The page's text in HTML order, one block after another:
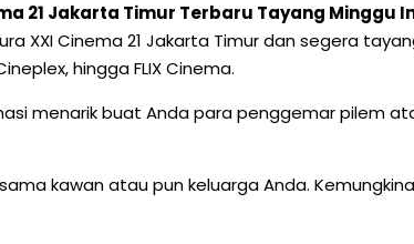
21 Jakarta Timur Terbaru Tayang Minggu
XXI Cinema 21 Jakarta Timur dan segera
hingga FLIX Cinema.
menarik buat Anda para penggemar pilem
kawan atau pun keluarga Anda.